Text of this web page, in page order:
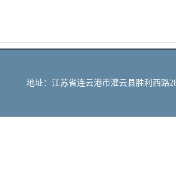
地址：江苏省连云港市灌云县胜利西